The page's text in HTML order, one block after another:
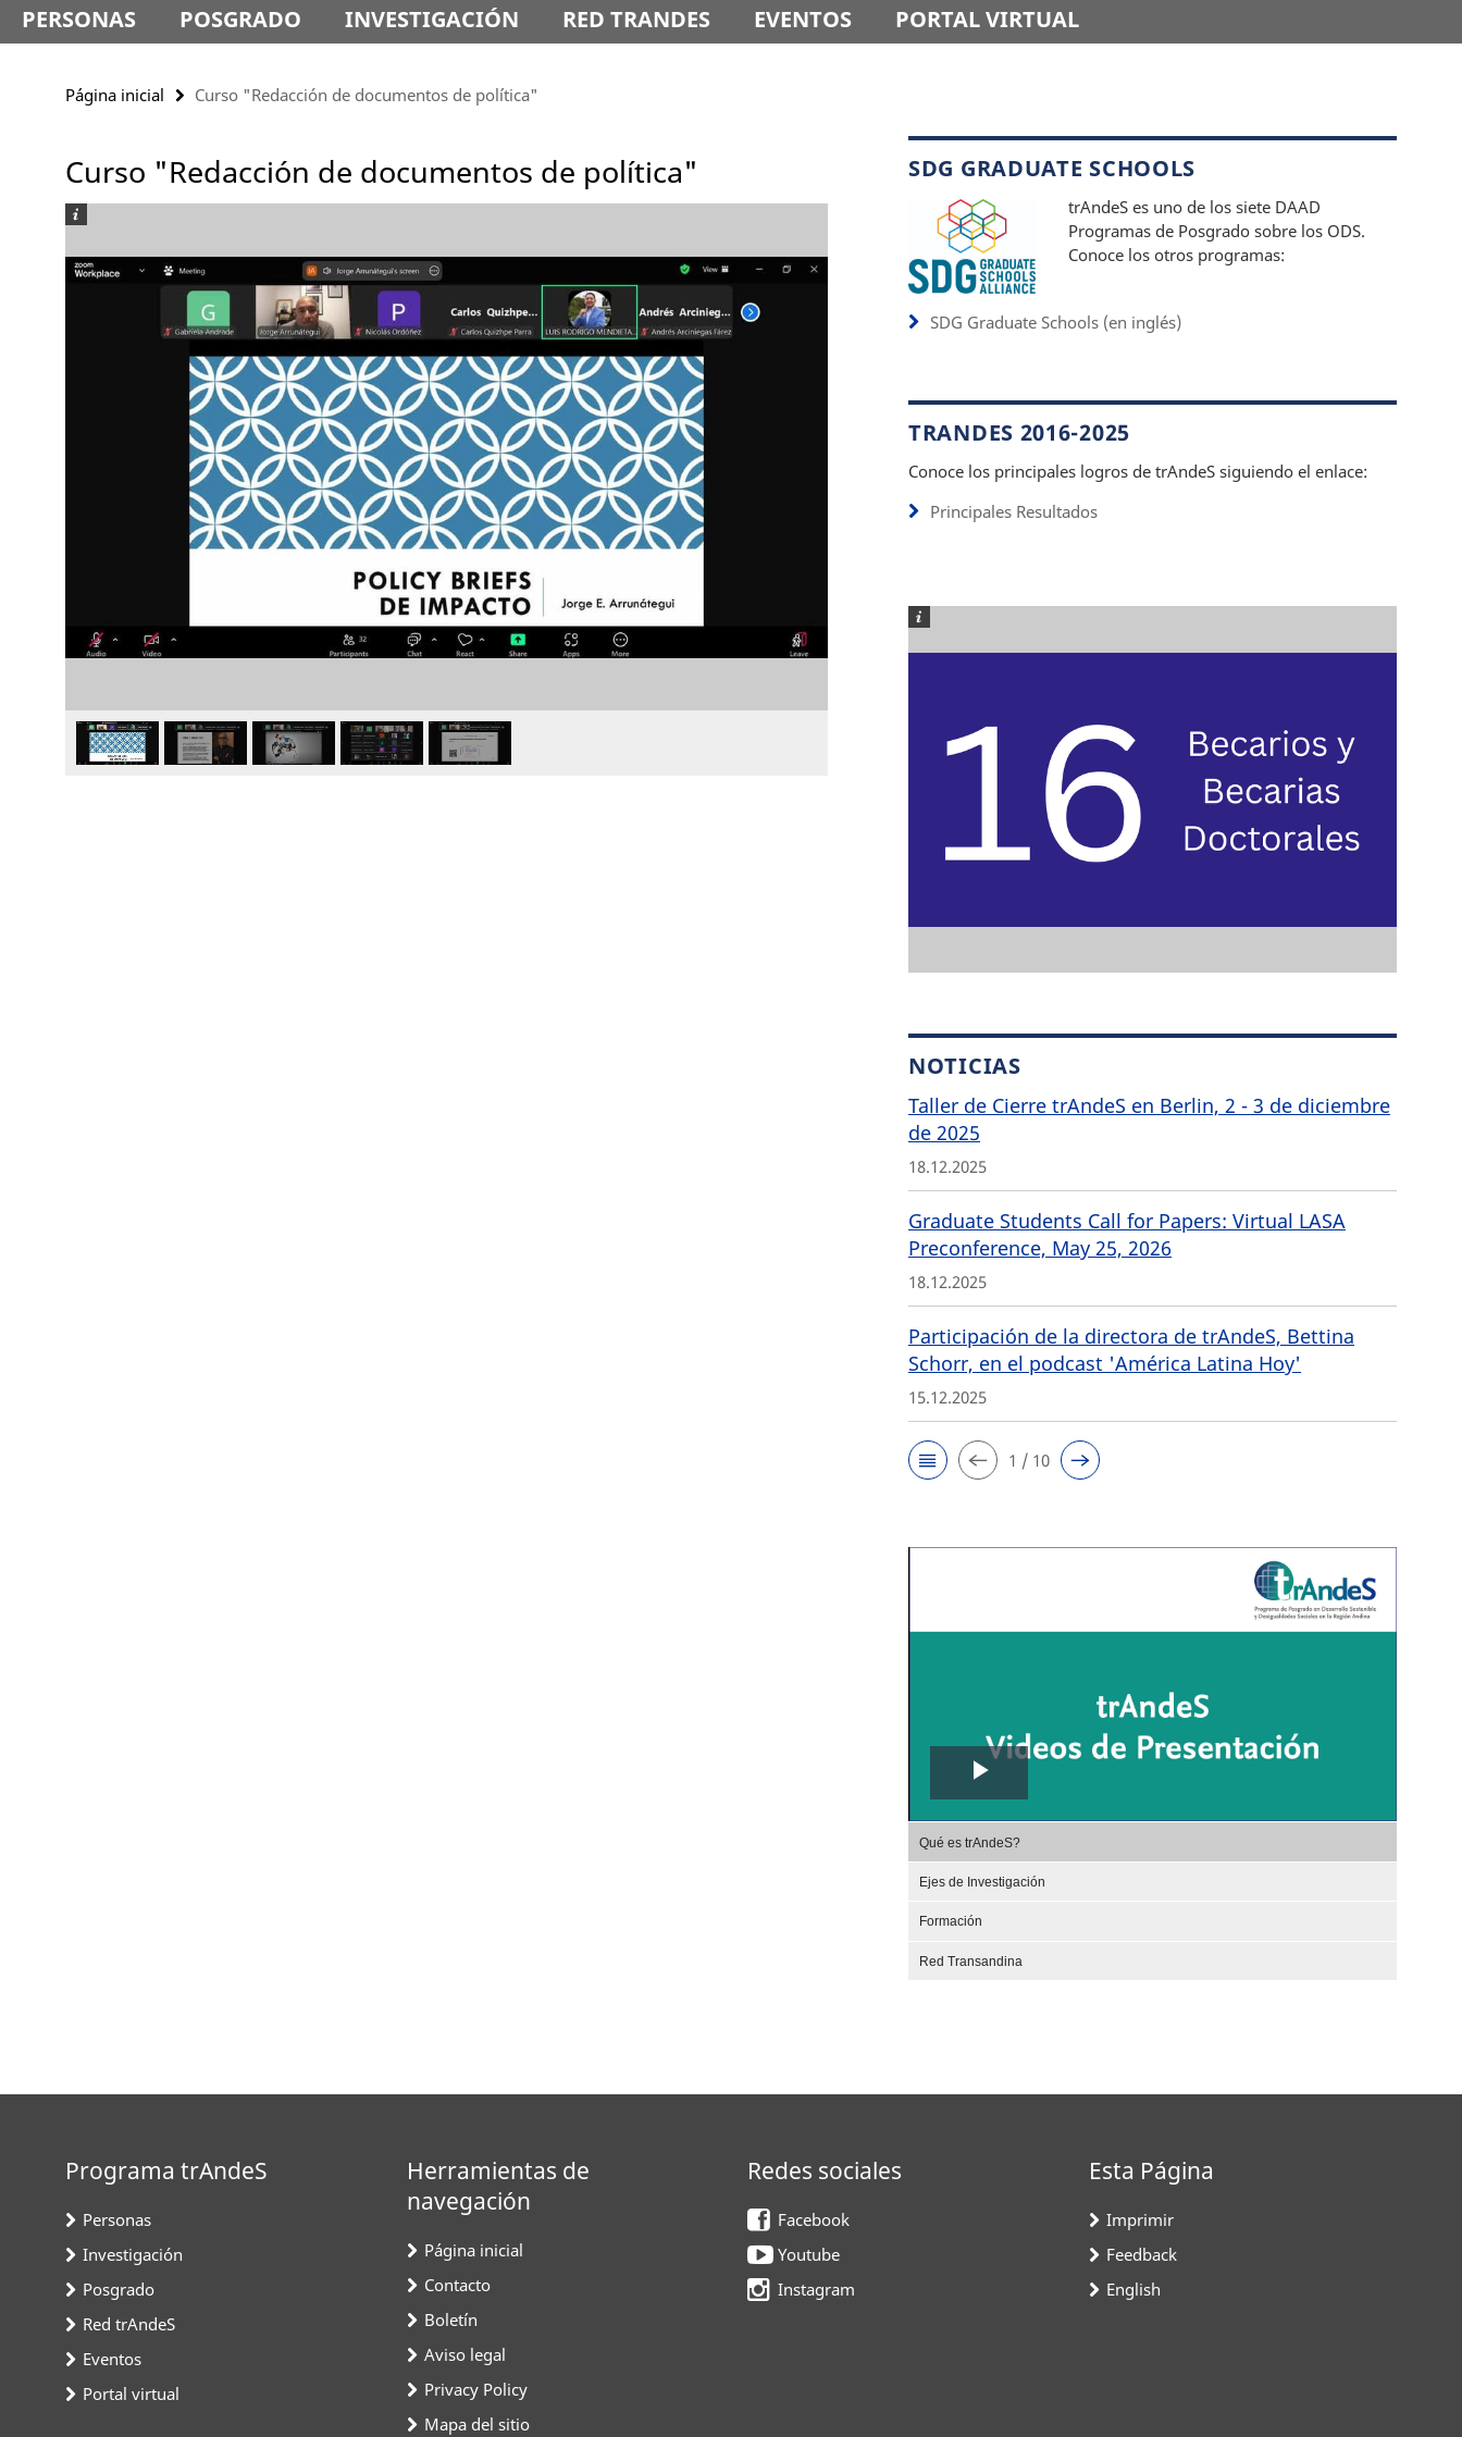
PERSONAS POSGRADO INVESTIGACIÓN RED TRANDES EVENTOS PORTAL VIRTUAL
Página inicial Curso "Redacción de documentos de política"
Curso "Redacción de documentos de política" SDG GRADUATE SCHOOLS
trAndeS es uno de los siete DAAD
Programas de Posgrado sobre los ODS.
Conoce los otros programas:
SDG Graduate Schools (en inglés)
TRANDES 2016-2025
Conoce los principales logros de trAndeS siguiendo el enlace:
Principales Resultados
NOTICIAS
Taller de Cierre trAndeS en Berlin, 2 - 3 de diciembre
de 2025
18.12.2025
Graduate Students Call for Papers: Virtual LASA
Preconference, May 25, 2026
18.12.2025
Participación de la directora de trAndeS, Bettina
Schorr, en el podcast 'América Latina Hoy'
15.12.2025
1 / 10
Play
Video
Qué es trAndeS?
Ejes de Investigación
Formación
Red Transandina
Programa trAndeS
Personas
Investigación
Posgrado
Red trAndeS
Eventos
Portal virtual
Herramientas de
navegación
Página inicial
Contacto
Boletín
Aviso legal
Privacy Policy
Mapa del sitio
Redes sociales
Facebook
Youtube
Instagram
Esta Página
Imprimir
Feedback
English